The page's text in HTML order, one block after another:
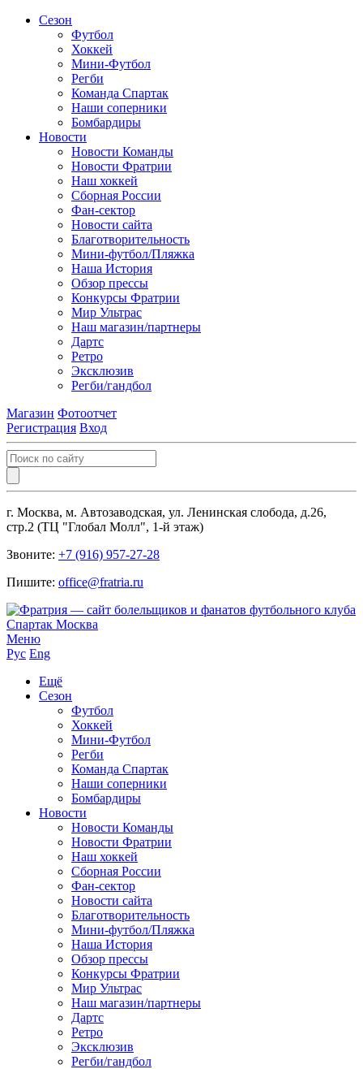
Сезон
Футбол
Хоккей
Мини-Футбол
Регби
Команда Спартак
Наши соперники
Бомбардиры
Новости
Новости Команды
Новости Фратрии
Наш хоккей
Сборная России
Фан-cектор
Новости сайта
Благотворительность
Мини-футбол/Пляжка
Наша История
Обзор прессы
Конкурсы Фратрии
Мир Ультрас
Наш магазин/партнеры
Дартс
Ретро
Эксклюзив
Регби/гандбол
Магазин Фотоотчет
Регистрация Вход
г. Москва, м. Автозаводская, ул. Ленинская слобода, д.26,
стр.2 (ТЦ "Глобал Молл", 1-й этаж)
Звоните: +7 (916) 957-27-28
Пишите: office@fratria.ru
Меню
Рус Eng
Ещё
Сезон
Футбол
Хоккей
Мини-Футбол
Регби
Команда Спартак
Наши соперники
Бомбардиры
Новости
Новости Команды
Новости Фратрии
Наш хоккей
Сборная России
Фан-cектор
Новости сайта
Благотворительность
Мини-футбол/Пляжка
Наша История
Обзор прессы
Конкурсы Фратрии
Мир Ультрас
Наш магазин/партнеры
Дартс
Ретро
Эксклюзив
Регби/гандбол